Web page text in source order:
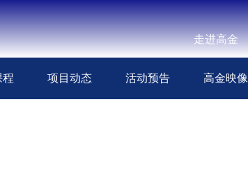
走进高金
程 项目动态 活动预告 高金映像